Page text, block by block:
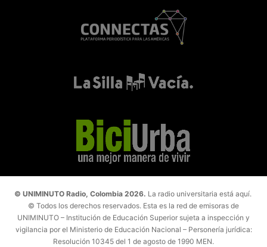
© UNIMINUTO Radio, Colombia 2026. La radio universitaria está aquí.
© Todos los derechos reservados. Esta es la red de emisoras de
UNIMINUTO – Institución de Educación Superior sujeta a inspección y
vigilancia por el Ministerio de Educación Nacional – Personería jurídica:
Resolución 10345 del 1 de agosto de 1990 MEN.